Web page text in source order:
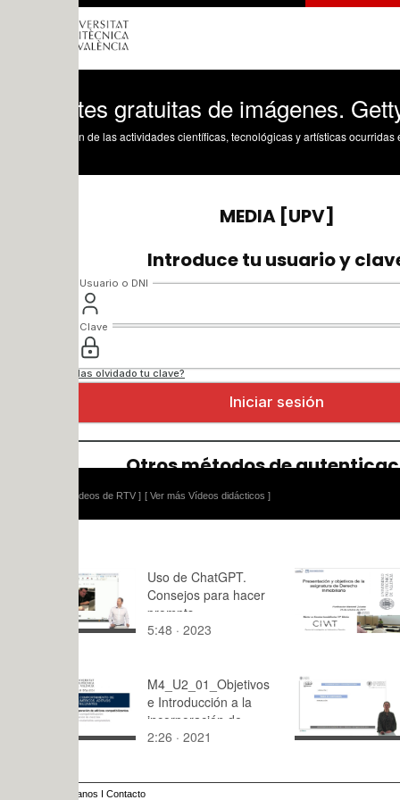
gratuitas de imágenes. Getty
de las actividades científicas, tecnológicas y artísticas ocurridas en los tres
[ Ver más Vídeos didácticos ]
Uso de ChatGPT.
Consejos para hacer
prompts
5:48 · 2023
Clase
Parte 1.
41:18 ·
M4_U2_01_Objetivos
e Introducción a la
incorporación de
aditivos
2:26 · 2021
2D
10:12 ·